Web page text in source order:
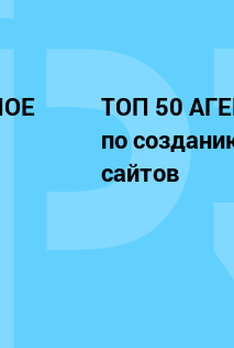
ТОП 50
по
сайтов